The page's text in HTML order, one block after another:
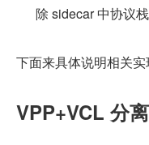
除 sidecar 中协议
下面来具体说明相关实
VPP+VCL 分